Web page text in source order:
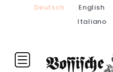
Deutsch English
Italiano